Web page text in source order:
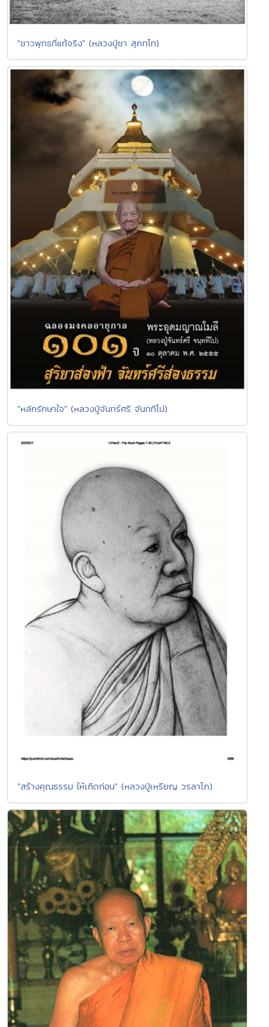
"ชาวพุทธที่แท้จริง" (หลวงปู่ชา สุภทฺโท)
"หลักรักษาใจ" (หลวงปู่จันทร์ศรี จันททีโป)
"สร้างคุณธรรม ให้เกิดก่อน" (หลวงปู่เหรียญ วรลาโภ)